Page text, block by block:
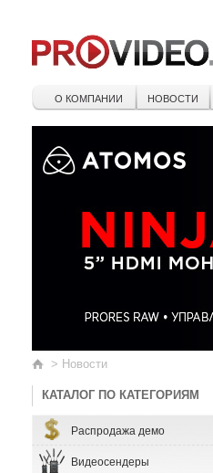
О КОМПАНИИ НОВОСТИ
> Новости
КАТАЛОГ ПО КАТЕГОРИЯМ
Распродажа демо
Видеосендеры